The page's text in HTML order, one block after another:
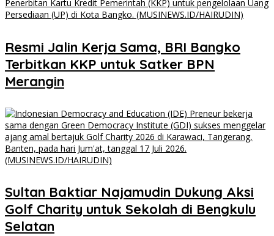
​Resmi Jalin Kerja Sama, BRI Bangko
Terbitkan KKP untuk Satker BPN
Merangin
Sultan Baktiar Najamudin Dukung Aksi
Golf Charity untuk Sekolah di Bengkulu
Selatan